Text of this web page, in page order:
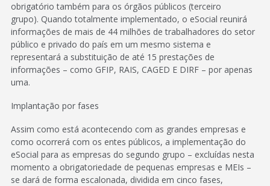
obrigatório também para os órgãos públicos (terceiro
grupo). Quando totalmente implementado, o eSocial reunirá
informações de mais de 44 milhões de trabalhadores do setor
público e privado do país em um mesmo sistema e
representará a substituição de até 15 prestações de
informações – como GFIP, RAIS, CAGED E DIRF – por apenas
uma.
Implantação por fases
Assim como está acontecendo com as grandes empresas e
como ocorrerá com os entes públicos, a implementação do
eSocial para as empresas do segundo grupo – excluídas nesta
momento a obrigatoriedade de pequenas empresas e MEIs –
se dará de forma escalonada, dividida em cinco fases,